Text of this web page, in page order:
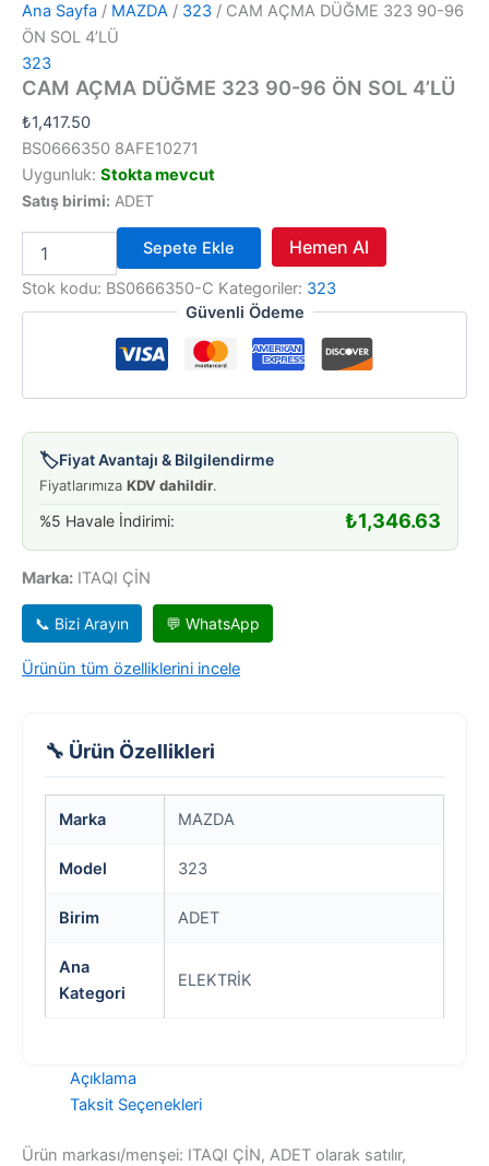
Ana Sayfa / MAZDA / 323 / CAM AÇMA DÜĞME 323 90-96
ÖN SOL 4’LÜ
323
CAM AÇMA DÜĞME 323 90-96 ÖN SOL 4’LÜ
₺1,417.50
BS0666350 8AFE10271
Uygunluk: Stokta mevcut
Satış birimi: ADET
AÇMA
DÜĞME
SOL
adet
Sepete Ekle Hemen Al
Stok kodu: BS0666350-C Kategoriler: 323
Güvenli Ödeme
🏷️Fiyat Avantajı & Bilgilendirme
Fiyatlarımıza KDV dahildir.
%5 Havale İndirimi: ₺1,346.63
Marka: ITAQI ÇİN
📞 Bizi Arayın 💬 WhatsApp
Ürünün tüm özelliklerini incele
🔧 Ürün Özellikleri
Marka MAZDA
Model 323
Birim ADET
Ana
Kategori
ELEKTRİK
Açıklama
Taksit Seçenekleri
Ürün markası/menşei: ITAQI ÇİN, ADET olarak satılır,